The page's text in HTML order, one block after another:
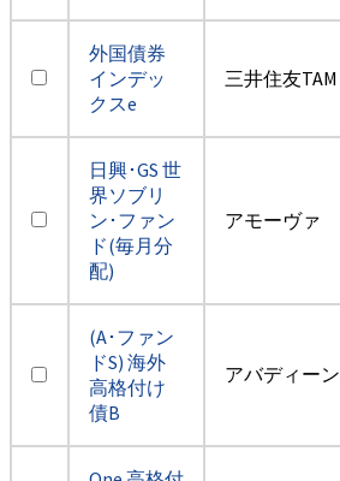
外国債券
インデッ
クスe
三井住友TAM
日興･GS 世
界ソブリ
ン･ファン
ド(毎月分
配)
アモーヴァ
(A･ファン
ドS) 海外
高格付け
債B
アバディーン